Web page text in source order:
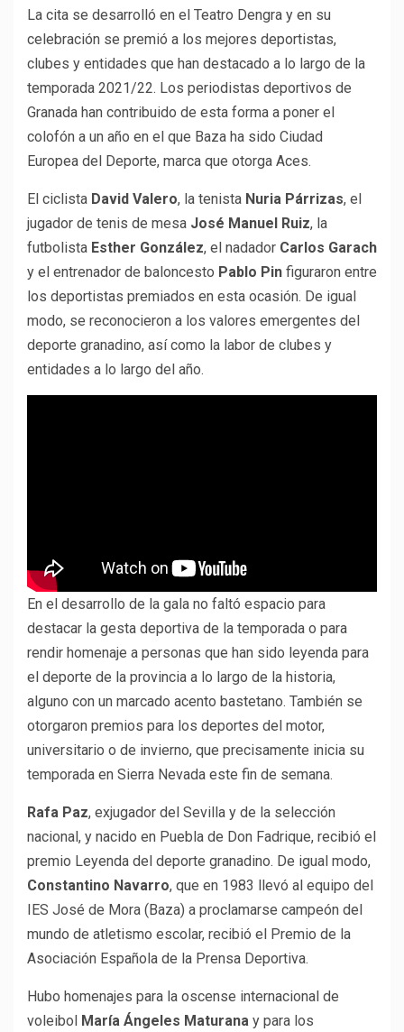
La cita se desarrolló en el Teatro Dengra y en su
celebración se premió a los mejores deportistas,
clubes y entidades que han destacado a lo largo de la
temporada 2021/22. Los periodistas deportivos de
Granada han contribuido de esta forma a poner el
colofón a un año en el que Baza ha sido Ciudad
Europea del Deporte, marca que otorga Aces.
El ciclista David Valero, la tenista Nuria Párrizas, el
jugador de tenis de mesa José Manuel Ruiz, la
futbolista Esther González, el nadador Carlos Garach
y el entrenador de baloncesto Pablo Pin figuraron entre
los deportistas premiados en esta ocasión. De igual
modo, se reconocieron a los valores emergentes del
deporte granadino, así como la labor de clubes y
entidades a lo largo del año.
En el desarrollo de la gala no faltó espacio para
destacar la gesta deportiva de la temporada o para
rendir homenaje a personas que han sido leyenda para
el deporte de la provincia a lo largo de la historia,
alguno con un marcado acento bastetano. También se
otorgaron premios para los deportes del motor,
universitario o de invierno, que precisamente inicia su
temporada en Sierra Nevada este fin de semana.
Rafa Paz, exjugador del Sevilla y de la selección
nacional, y nacido en Puebla de Don Fadrique, recibió el
premio Leyenda del deporte granadino. De igual modo,
Constantino Navarro, que en 1983 llevó al equipo del
IES José de Mora (Baza) a proclamarse campeón del
mundo de atletismo escolar, recibió el Premio de la
Asociación Española de la Prensa Deportiva.
Hubo homenajes para la oscense internacional de
voleibol
María Ángeles Maturana y para los